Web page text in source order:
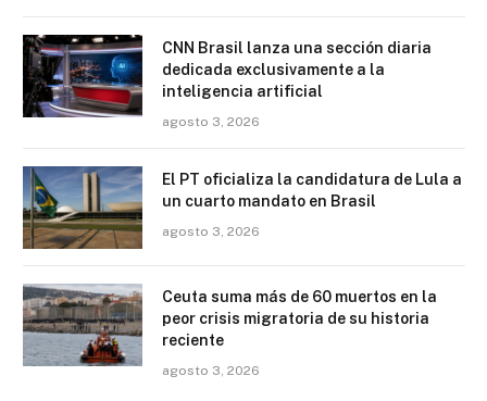
CNN Brasil lanza una sección diaria
dedicada exclusivamente a la
inteligencia artificial
agosto 3, 2026
El PT oficializa la candidatura de Lula a
un cuarto mandato en Brasil
agosto 3, 2026
Ceuta suma más de 60 muertos en la
peor crisis migratoria de su historia
reciente
agosto 3, 2026